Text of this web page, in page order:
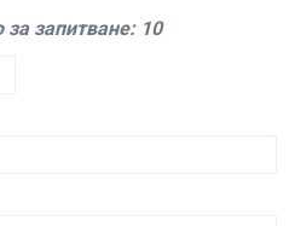
запитване: 10